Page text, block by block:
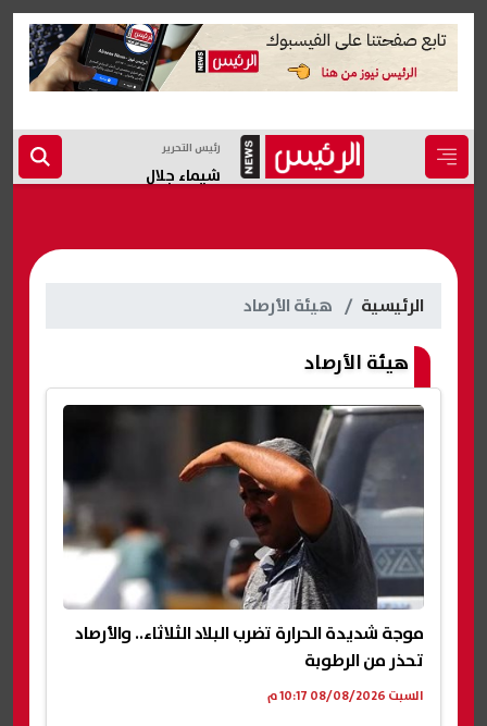
رئيس التحرير
شيماء جلال
الرئيسية هيئة الأرصاد
هيئة الأرصاد
موجة شديدة الحرارة تضرب البلاد الثلاثاء.. والأرصاد
تحذر من الرطوبة
السبت 08/08/2026 10:17 م